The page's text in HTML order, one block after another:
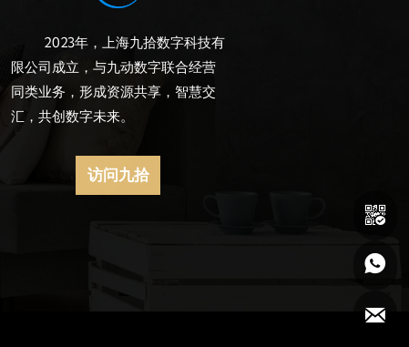
2023年，上海九拾数字科技有
限公司成立，与九动数字联合经营
同类业务，形成资源共享，智慧交
汇，共创数字未来。
访问九拾


